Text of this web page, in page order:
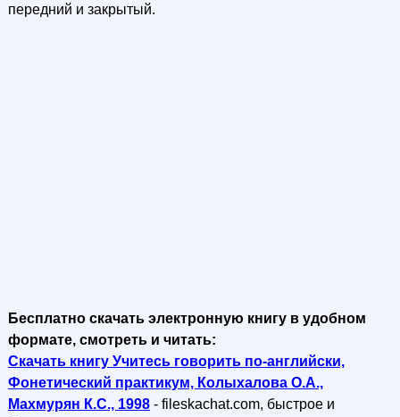
передний и закрытый.
Бесплатно скачать электронную книгу в удобном
формате, смотреть и читать:
Скачать книгу Учитесь говорить по-английски,
Фонетический практикум, Колыхалова О.А.,
Махмурян К.С., 1998- fileskachat.com, быстрое и